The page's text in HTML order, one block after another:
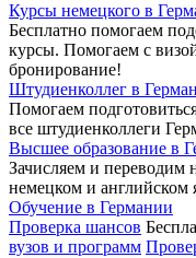
Курсы немецкого в
Бесплатно помогаем
курсы. Помогаем с
бронирование!
Штудиенколлег в
Помогаем
все штудиенколлеги
Высшее образование в
Зачисляем и переводим
немецком и английском
Обучение в Германии
Проверка шансов
вузов и программ